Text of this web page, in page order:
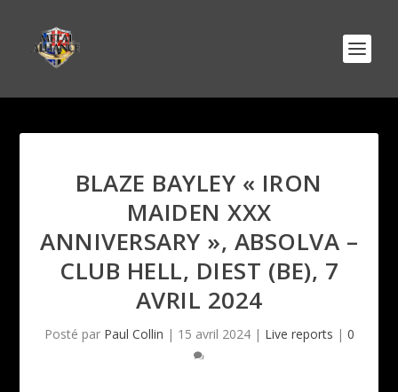
BLAZE BAYLEY « IRON
MAIDEN XXX
ANNIVERSARY », ABSOLVA –
CLUB HELL, DIEST (BE), 7
AVRIL 2024
Posté par Paul Collin | 15 avril 2024| Live reports | 0